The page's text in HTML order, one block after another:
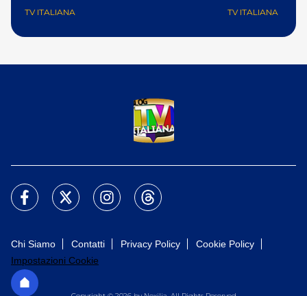
TV ITALIANA TV ITALIANA
Chi Siamo Contatti Privacy Policy
Cookie Policy
Impostazioni Cookie